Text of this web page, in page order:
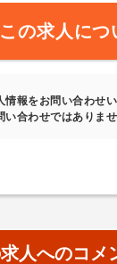
この求人につ
情報をお問い合わせい
合わせではありま
人へのコメ